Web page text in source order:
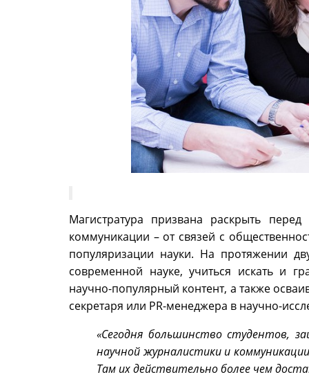
Магистратура призвана раскрыть
коммуникации – от связей с
популяризации науки. На протяжении
современной науке, учиться искать и
научно-популярный контент, а также
секретаря или PR-менеджера в научно-
«Сегодня большинство студентов,
научной журналистики и
Там их действительно более чем